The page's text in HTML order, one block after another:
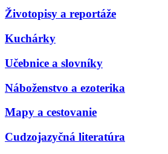
Životopisy a reportáže
Kuchárky
Učebnice a slovníky
Náboženstvo a ezoterika
Mapy a cestovanie
Cudzojazyčná literatúra